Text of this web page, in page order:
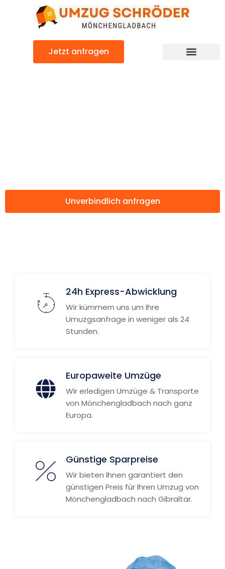
Jetzt anfragen
Unverbindlich anfragen
24h Express-Abwicklung
Wir kümmern uns um Ihre
Umuzgsanfrage in weniger als 24
Stunden.
Europaweite Umzüge
Wir erledigen Umzüge & Transporte
von Mönchengladbach nach ganz
Europa.
Günstige Sparpreise
Wir bieten Ihnen garantiert den
günstigen Preis für Ihren Umzug von
Mönchengladbach nach Gibraltar.